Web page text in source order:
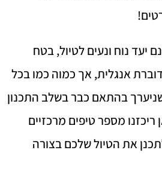
יעד נוח ונעים לטיול, בטח
אנגלית, אך כמוה כמו בכל
בהתאם כבר בשלב התכנון
ריכזנו מספר טיפים מרכזיים
את הטיול שלכם בצורה